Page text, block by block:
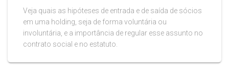
Veja quais as hipóteses de entrada e de saída de sócios
em uma holding, seja de forma voluntária ou
involuntária, e a importância de regular esse assunto no
contrato social e no estatuto.